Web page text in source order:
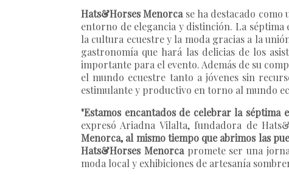
Hats&Horses Menorcase ha destacado como
entorno de elegancia y distinción. La
la cultura ecuestre y la moda gracias a la
gastronomía que hará las delicias de los
importante para el evento. Además de su
el mundo ecuestre tanto a jóvenes sin
estimulante y productivo en torno al mundo
"Estamos encantados de celebrar la
expresó Ariadna Vilalta, fundadora de
Menorca, al mismo tiempo que abrimos las
Hats&Horses Menorcapromete ser una
moda local y exhibiciones de artesanía